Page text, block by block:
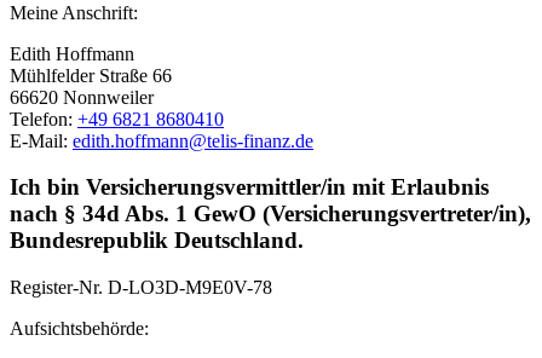
Meine Anschrift:
Edith Hoffmann
Mühlfelder Straße 66
66620 Nonnweiler
Telefon: +49 6821 8680410
E-Mail: edith.hoffmann@telis-finanz.de
Ich bin Versicherungsvermittler/in mit Erlaubnis
nach § 34d Abs. 1 GewO (Versicherungsvertreter/in),
Bundesrepublik Deutschland.
Register-Nr. D-LO3D-M9E0V-78
Aufsichtsbehörde: